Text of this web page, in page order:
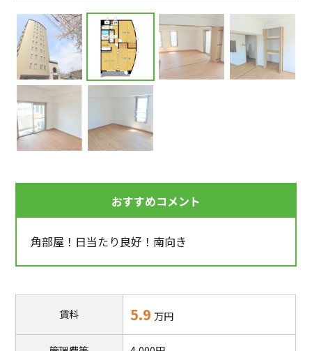
おすすめコメント
角部屋！日当たり良好！南向き
賃料 5.9 万円